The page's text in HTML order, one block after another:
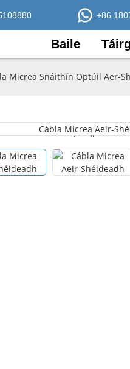
+86
Baile
Micrea Snáithín Optúil Aer-
Loading...
Loading...